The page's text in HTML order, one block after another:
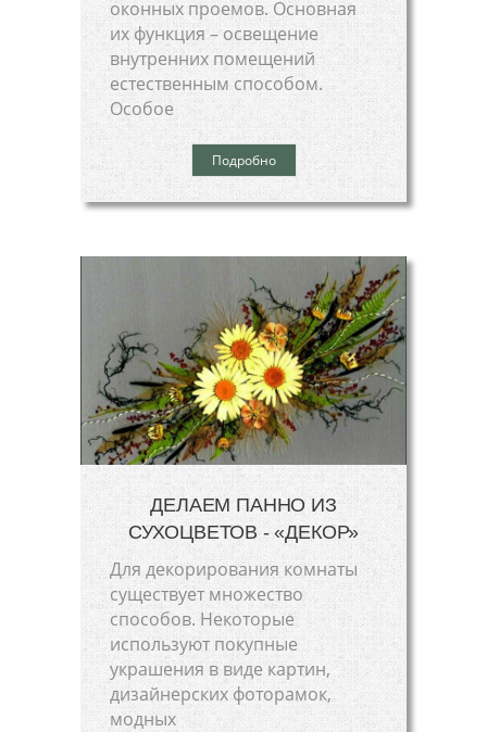
оконных проемов. Основная
их функция – освещение
внутренних помещений
естественным способом.
Особое
Подробно
ДЕЛАЕМ ПАННО ИЗ
СУХОЦВЕТОВ - «ДЕКОР»
Для декорирования комнаты
существует множество
способов. Некоторые
используют покупные
украшения в виде картин,
дизайнерских фоторамок,
модных